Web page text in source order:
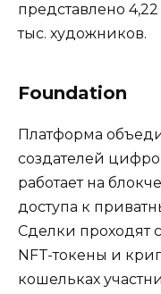
представлено
тыс. художников.
Foundation
Платформа
создателей
работает на
доступа к
Сделки проходят
NFT-токены и
кошельках